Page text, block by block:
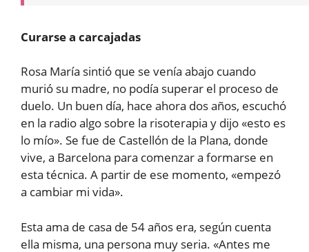
Curarse a carcajadas
Rosa María sintió que se venía abajo cuando
murió su madre, no podía superar el proceso de
duelo. Un buen día, hace ahora dos años, escuchó
en la radio algo sobre la risoterapia y dijo «esto es
lo mío». Se fue de Castellón de la Plana, donde
vive, a Barcelona para comenzar a formarse en
esta técnica. A partir de ese momento, «empezó
a cambiar mi vida».
Esta ama de casa de 54 años era, según cuenta
ella misma, una persona muy seria. «Antes me